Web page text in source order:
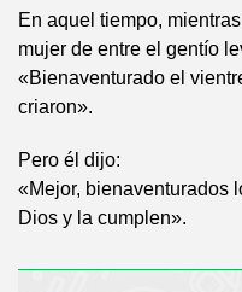
En aquel tiempo,
mujer de entre el gentío
«Bienaventurado el
criaron».
Pero él dijo:
«Mejor, bienaventurados
Dios y la cumplen».